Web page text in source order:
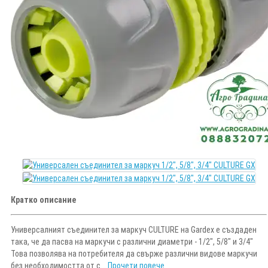
Кратко описание
Универсалният съединител за маркуч CULTURE на Gardex е създаден
така, че да пасва на маркучи с различни диаметри - 1/2", 5/8" и 3/4"
Това позволява на потребителя да свърже различни видове маркучи
без необходимостта от с... Прочети повече...